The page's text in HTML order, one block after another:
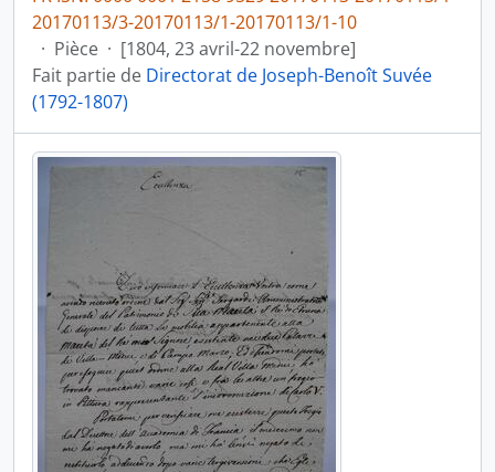
20170113/3-20170113/1-20170113/1-10
· Pièce · [1804, 23 avril-22 novembre]
Fait partie de Directorat de Joseph-Benoît Suvée
(1792-1807)